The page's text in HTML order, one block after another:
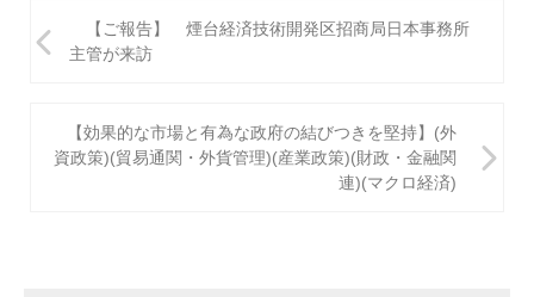
稿
ゲ
【ご報告】 煙台経済技術開発区招商局日本事務所
主管が来訪
【効果的な市場と有為な政府の結びつきを堅持】(外
資政策)(貿易通関・外貨管理)(産業政策)(財政・金融関
連)(マクロ経済)